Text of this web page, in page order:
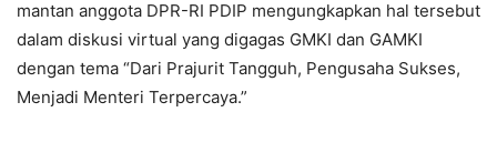
mantan anggota DPR-RI PDIP mengungkapkan hal tersebut
dalam diskusi virtual yang digagas GMKI dan GAMKI
dengan tema “Dari Prajurit Tangguh, Pengusaha Sukses,
Menjadi Menteri Terpercaya.”